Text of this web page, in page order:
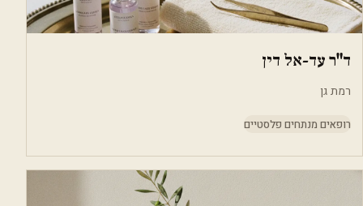
ד"ר עד-אל דין
רמת גן
רופאים מנתחים פלסטיים